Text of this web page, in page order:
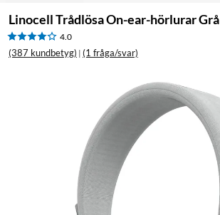
Linocell Trådlösa On-ear-hörlurar Grå
4.0
(387 kundbetyg) | (1 fråga/svar)